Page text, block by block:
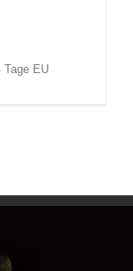
Tage EU